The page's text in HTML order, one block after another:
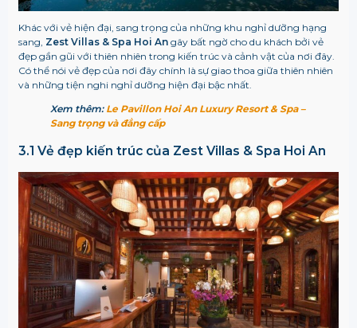
Khác với vẻ hiện đại, sang trọng của những khu nghỉ dưỡng hạng
sang, Zest Villas & Spa Hoi Angây bất ngờ cho du khách bởi vẻ
đẹp gần gũi với thiên nhiên trong kiến trúc và cảnh vật của nơi đây.
Có thể nói vẻ đẹp của nơi đây chính là sự giao thoa giữa thiên nhiên
và những tiện nghi nghỉ dưỡng hiện đại bậc nhất.
Xem thêm: Le Pavillon Hoi An Luxury Resort & Spa –
Sang trọng và đẳng cấp
3.1 Vẻ đẹp kiến trúc của Zest Villas & Spa Hoi An